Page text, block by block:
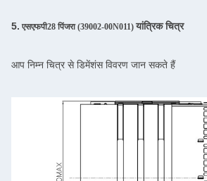
5. एसएफपी28 पिंजरा (39002-00N011) यांत्रिक चित्र
आप निम्न चित्र से डिमेंशंस विवरण जान सकते हैं